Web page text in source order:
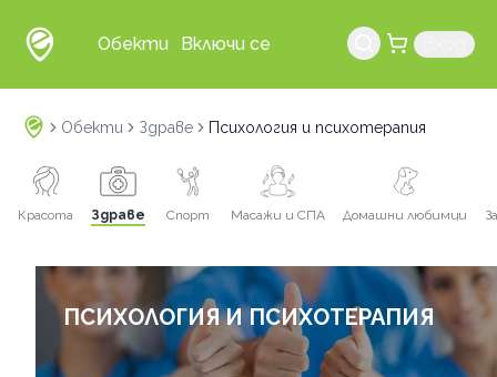
Обекти Включи се
Обекти Здраве Психология и психотерапия
Красота Здраве Спорт Масажи и СПА Домашни любимци
ПСИХОЛОГИЯ И ПСИХОТЕРАПИЯ